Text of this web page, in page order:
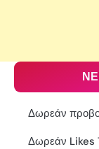
Δωρεάν
Δωρεάν Likes